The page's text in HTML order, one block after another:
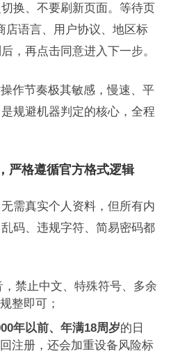
换、不要刷新页面。等待页
店语言、用户协议、地区标
，再点击同意进入下一步。
作节奏极其敏感，慢速、平
规避机器判定的核心，全程
严格遵循官方格式逻辑
需真实个人资料，但所有内
码、违规字符、简易密码都
禁止中文、特殊符号、多余
整即可；
年以前、年满18周岁的日
注册，还会加重设备风险标